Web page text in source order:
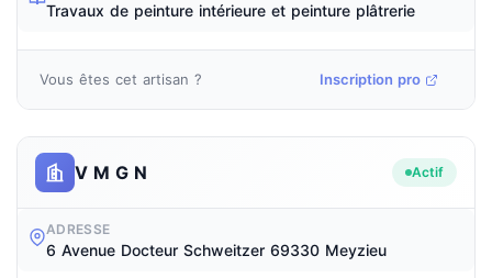
Travaux de peinture intérieure et peinture plâtrerie
Vous êtes cet artisan ? Inscription pro
V M G N Actif
ADRESSE
6 Avenue Docteur Schweitzer 69330 Meyzieu